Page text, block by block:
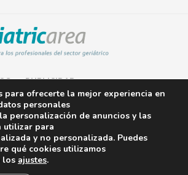
PUBLICIDAD
para ofrecerte la mejor experiencia en
personales
personalización de anuncios y las
utilizar para
y no personalizada. Puedes
qué cookies utilizamos
los ajustes.